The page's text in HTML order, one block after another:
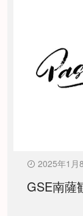
2025年1月
GSE南薩